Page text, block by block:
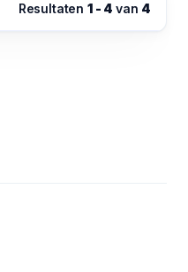
Resultaten 1 - 4 van 4